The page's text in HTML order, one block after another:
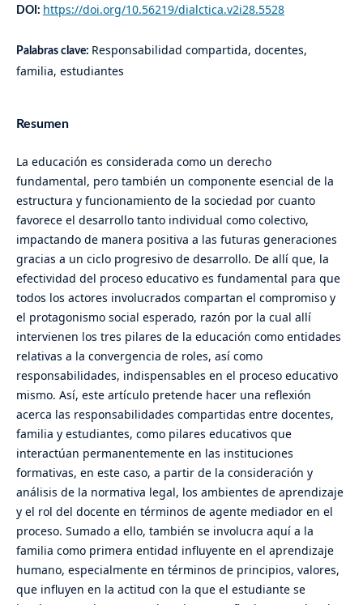
DOI: https://doi.org/10.56219/dialctica.v2i28.5528
Palabras clave: Responsabilidad compartida, docentes,
familia, estudiantes
Resumen
La educación es considerada como un derecho
fundamental, pero también un componente esencial de la
estructura y funcionamiento de la sociedad por cuanto
favorece el desarrollo tanto individual como colectivo,
impactando de manera positiva a las futuras generaciones
gracias a un ciclo progresivo de desarrollo. De allí que, la
efectividad del proceso educativo es fundamental para que
todos los actores involucrados compartan el compromiso y
el protagonismo social esperado, razón por la cual allí
intervienen los tres pilares de la educación como entidades
relativas a la convergencia de roles, así como
responsabilidades, indispensables en el proceso educativo
mismo. Así, este artículo pretende hacer una reflexión
acerca las responsabilidades compartidas entre docentes,
familia y estudiantes, como pilares educativos que
interactúan permanentemente en las instituciones
formativas, en este caso, a partir de la consideración y
análisis de la normativa legal, los ambientes de aprendizaje
y el rol del docente en términos de agente mediador en el
proceso. Sumado a ello, también se involucra aquí a la
familia como primera entidad influyente en el aprendizaje
humano, especialmente en términos de principios, valores,
que influyen en la actitud con la que el estudiante se